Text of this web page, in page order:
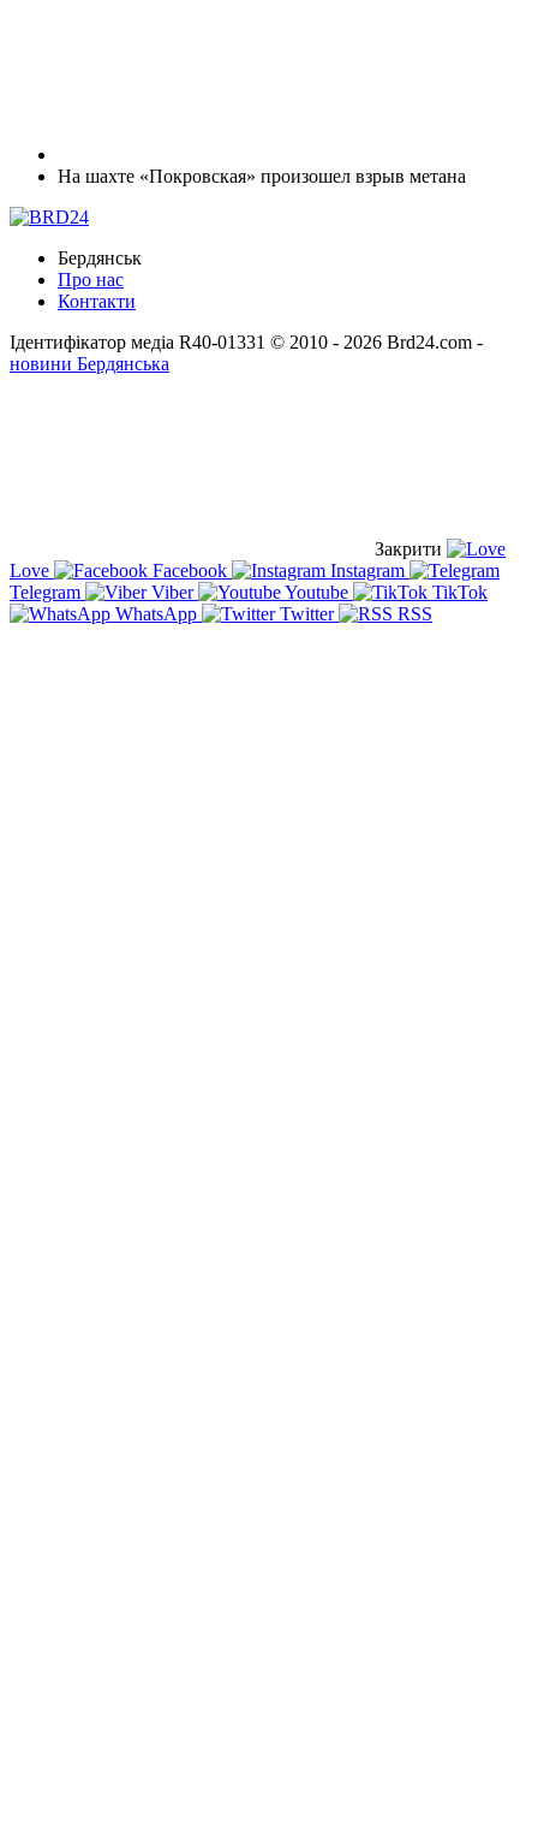
На шахте «Покровская» произошел взрыв метана
Бердянськ
Про нас
Контакти
Ідентифікатор медіа R40-01331 © 2010 - 2026 Brd24.com -
новини Бердянська
Закрити
Love
Facebook
Instagram
Telegram
Viber Youtube
TikTok
WhatsApp
Twitter RSS